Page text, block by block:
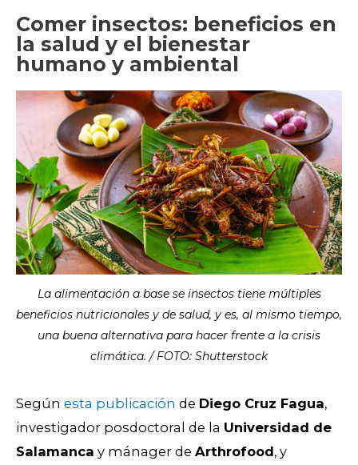
Comer insectos: beneficios en
la salud y el bienestar
humano y ambiental
La alimentación a base se insectos tiene múltiples
beneficios nutricionales y de salud, y es, al mismo tiempo,
una buena alternativa para hacer frente a la crisis
climática. / FOTO: Shutterstock
Según esta publicación de Diego Cruz Fagua,
investigador posdoctoral de la Universidad de
Salamanca y mánager de Arthrofood, y